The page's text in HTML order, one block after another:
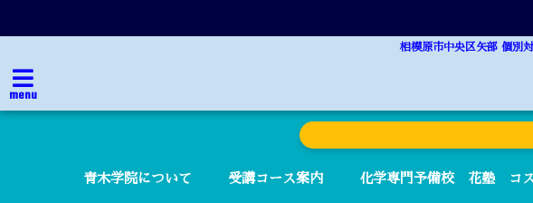
相模原市中央区矢部 個別
menu
青木学院について 受講コース案内 化学専門予備校 花塾 コ